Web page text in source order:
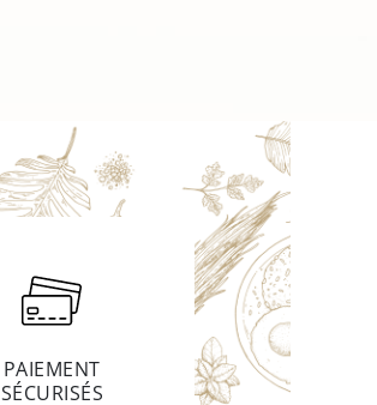
PAIEMENT
SÉCURISÉS